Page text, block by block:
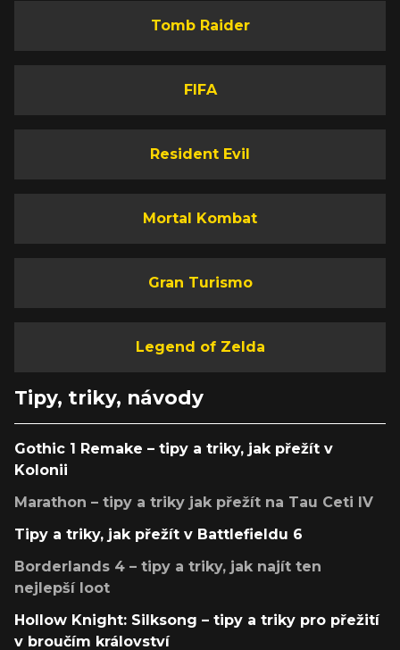
Tomb Raider
FIFA
Resident Evil
Mortal Kombat
Gran Turismo
Legend of Zelda
Tipy, triky, návody
Gothic 1 Remake – tipy a triky, jak přežít v
Kolonii
Marathon – tipy a triky jak přežít na Tau Ceti IV
Tipy a triky, jak přežít v Battlefieldu 6
Borderlands 4 – tipy a triky, jak najít ten
nejlepší loot
Hollow Knight: Silksong – tipy a triky pro přežití
v broučím království